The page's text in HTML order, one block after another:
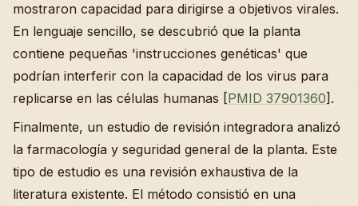
mostraron capacidad para dirigirse a objetivos virales.
En lenguaje sencillo, se descubrió que la planta
contiene pequeñas 'instrucciones genéticas' que
podrían interferir con la capacidad de los virus para
replicarse en las células humanas [PMID 37901360].
Finalmente, un estudio de revisión integradora analizó
la farmacología y seguridad general de la planta. Este
tipo de estudio es una revisión exhaustiva de la
literatura existente. El método consistió en una